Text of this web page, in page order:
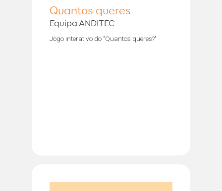
Quantos queres
Equipa ANDITEC
Jogo interativo do "Quantos queres?"